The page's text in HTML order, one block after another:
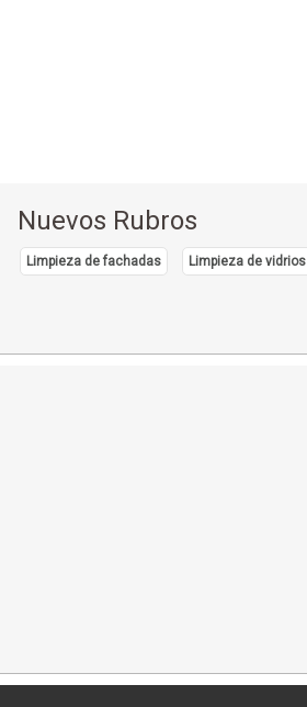
Nuevos Rubros
Limpieza de fachadas Limpieza de vidrios